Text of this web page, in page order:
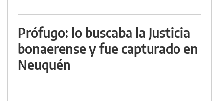
Prófugo: lo buscaba la Justicia
bonaerense y fue capturado en
Neuquén